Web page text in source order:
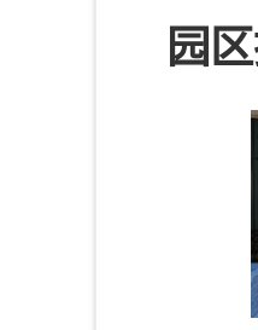
园